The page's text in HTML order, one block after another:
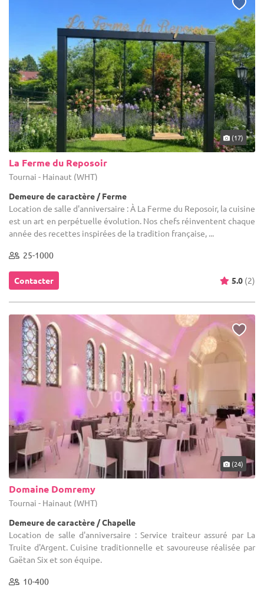
(17)
La Ferme du Reposoir
Tournai - Hainaut (WHT)
Demeure de caractère / Ferme
Location de salle d'anniversaire : À La Ferme du Reposoir, la cuisine
est un art en perpétuelle évolution. Nos chefs réinventent chaque
année des recettes inspirées de la tradition française, ...
25-1000
Contacter 5.0 (2)
(24)
Domaine Domremy
Tournai - Hainaut (WHT)
Demeure de caractère / Chapelle
Location de salle d'anniversaire : Service traiteur assuré par La
Truite d'Argent. Cuisine traditionnelle et savoureuse réalisée par
Gaëtan Six et son équipe.
10-400